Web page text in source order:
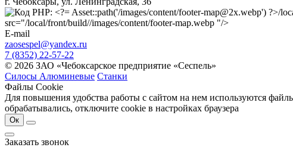
/
src="/local/front/build//images/content/footer-map.webp "/>
E-mail
zaosespel@yandex.ru
7 (8352) 22-57-22
© 2026 ЗАО «Чебоксарское предприятие «Сеспель»
Силосы Алюминевые Станки
Файлы Cookie
Для повышения удобства работы с сайтом на нем используются
обрабатывались, отключите cookie в настройках браузера
Ок
Заказать звонок